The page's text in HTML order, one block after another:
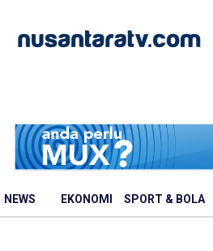
NEWS EKONOMI SPORT & BOLA